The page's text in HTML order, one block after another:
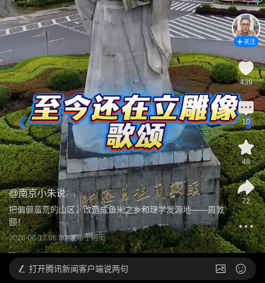
@南京小朱说
把偏僻蛮荒的山区，改造成鱼米之乡和理学发源地——周敦
颐！
2026-06-17 06:00 发布于河南
关注
439
10
48
72
打开腾讯新闻客户端说两句